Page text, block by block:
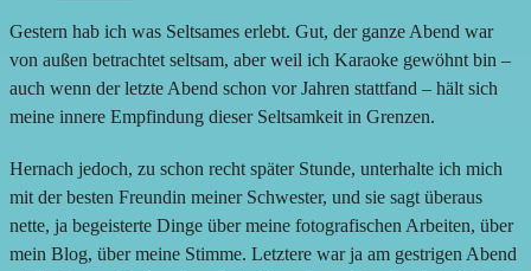
Gestern hab ich was Seltsames erlebt. Gut, der ganze Abend war
von außen betrachtet seltsam, aber weil ich Karaoke gewöhnt bin –
auch wenn der letzte Abend schon vor Jahren stattfand – hält sich
meine innere Empfindung dieser Seltsamkeit in Grenzen.
Hernach jedoch, zu schon recht später Stunde, unterhalte ich mich
mit der besten Freundin meiner Schwester, und sie sagt überaus
nette, ja begeisterte Dinge über meine fotografischen Arbeiten, über
mein Blog, über meine Stimme. Letztere war ja am gestrigen Abend